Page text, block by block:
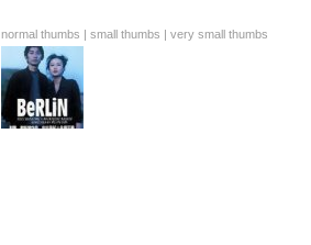
normal thumbs | small thumbs | very small thumbs